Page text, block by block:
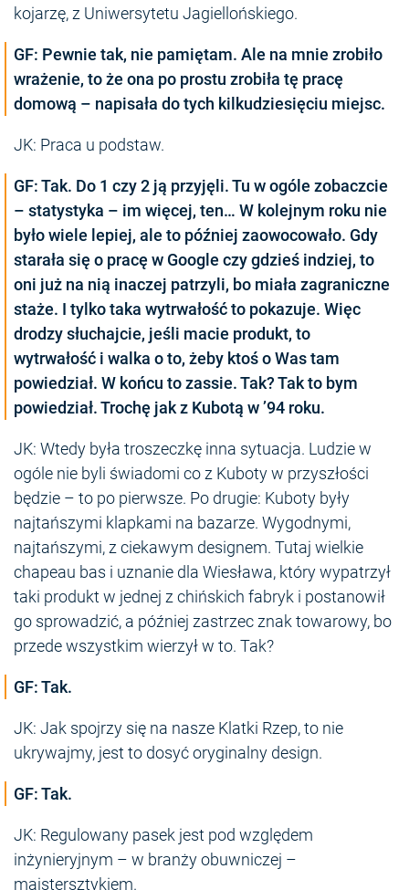
kojarzę, z Uniwersytetu Jagiellońskiego.
GF: Pewnie tak, nie pamiętam. Ale na mnie zrobiło
wrażenie, to że ona po prostu zrobiła tę pracę
domową – napisała do tych kilkudziesięciu miejsc.
JK: Praca u podstaw.
GF: Tak. Do 1 czy 2 ją przyjęli. Tu w ogóle zobaczcie
– statystyka – im więcej, ten… W kolejnym roku nie
było wiele lepiej, ale to później zaowocowało. Gdy
starała się o pracę w Google czy gdzieś indziej, to
oni już na nią inaczej patrzyli, bo miała zagraniczne
staże. I tylko taka wytrwałość to pokazuje. Więc
drodzy słuchajcie, jeśli macie produkt, to
wytrwałość i walka o to, żeby ktoś o Was tam
powiedział. W końcu to zassie. Tak? Tak to bym
powiedział. Trochę jak z Kubotą w ’94 roku.
JK: Wtedy była troszeczkę inna sytuacja. Ludzie w
ogóle nie byli świadomi co z Kuboty w przyszłości
będzie – to po pierwsze. Po drugie: Kuboty były
najtańszymi klapkami na bazarze. Wygodnymi,
najtańszymi, z ciekawym designem. Tutaj wielkie
chapeau bas i uznanie dla Wiesława, który wypatrzył
taki produkt w jednej z chińskich fabryk i postanowił
go sprowadzić, a później zastrzec znak towarowy, bo
przede wszystkim wierzył w to. Tak?
GF: Tak.
JK: Jak spojrzy się na nasze Klatki Rzep, to nie
ukrywajmy, jest to dosyć oryginalny design.
GF: Tak.
JK: Regulowany pasek jest pod względem
inżynieryjnym – w branży obuwniczej –
majstersztykiem.